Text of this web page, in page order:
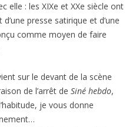
elle : les XIXe et XXe siècle ont
presse satirique et d’une
comme moyen de faire
sur le devant de la scène
de l’arrêt de Siné hebdo,
je vous donne